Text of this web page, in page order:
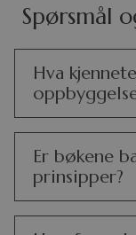
Spørsmål
Hva
Er bøkene
prinsipper?